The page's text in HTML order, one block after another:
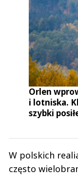
Orlen
i lotniska.
szybki
W polskich
często